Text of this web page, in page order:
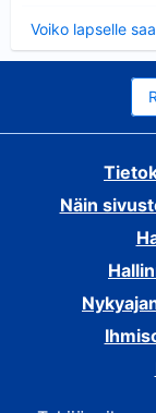
Voiko lapselle
Näin